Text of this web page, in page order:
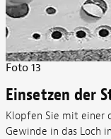
Foto 13
Einsetzen der
Klopfen Sie mit einer
Gewinde in das Loch